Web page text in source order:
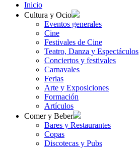
Inicio
Cultura y Ocio
Eventos generales
Cine
Festivales de Cine
Teatro, Danza y Espectáculos
Conciertos y festivales
Carnavales
Ferias
Arte y Exposiciones
Formación
Artículos
Comer y Beber
Bares y Restaurantes
Copas
Discotecas y Pubs